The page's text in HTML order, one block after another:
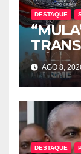
DESTAQUE
AGO 8,
DESTAQUE